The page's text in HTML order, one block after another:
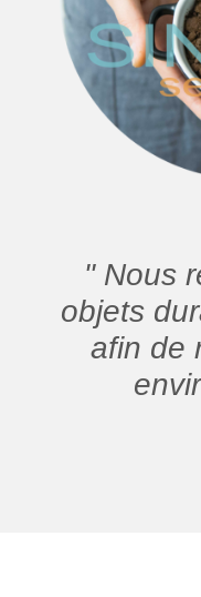
" Nous
objets
afin de